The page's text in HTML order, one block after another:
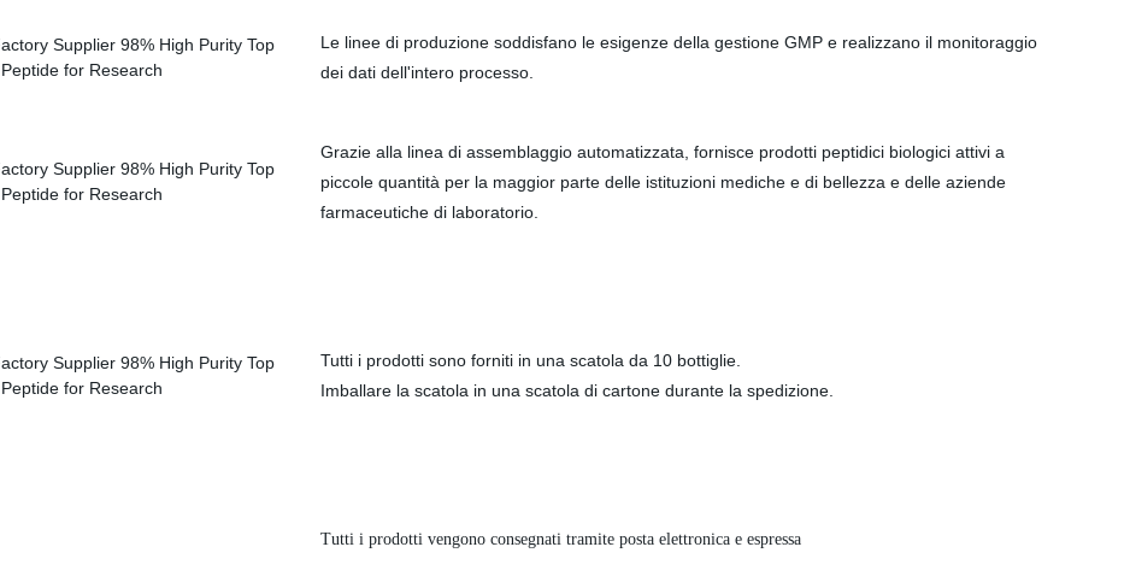
Le linee di produzione soddisfano le esigenze della gestione GMP e realizzano il monitoraggio
dei dati dell'intero processo.
Grazie alla linea di assemblaggio automatizzata, fornisce prodotti peptidici biologici attivi a
piccole quantità per la maggior parte delle istituzioni mediche e di bellezza e delle aziende
farmaceutiche di laboratorio.
Tutti i prodotti sono forniti in una scatola da 10 bottiglie.
Imballare la scatola in una scatola di cartone durante la spedizione.
Tutti i prodotti vengono consegnati tramite posta elettronica e espressa